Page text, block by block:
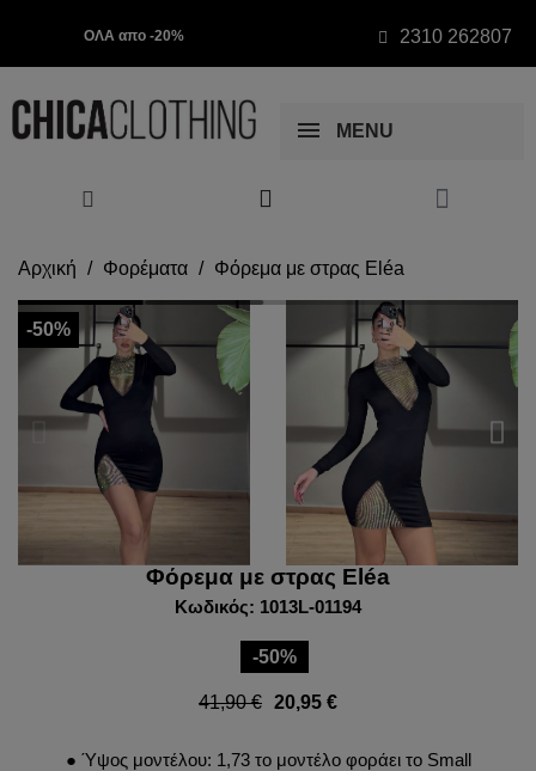
ΟΛΑ απο -20% 2310 262807
MENU
Αρχική Φορέματα Φόρεμα με στρας Eléa
-50%
Φόρεμα με στρας Eléa
Κωδικός: 1013L-01194
-50%
41,90 € 20,95 €
● Ύψος μοντέλου: 1,73 το μοντέλο φοράει το Small